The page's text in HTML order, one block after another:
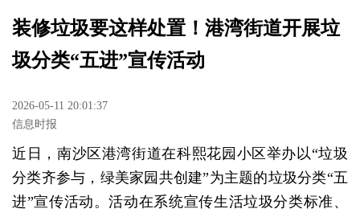
装修垃圾要这样处置！港湾街道开展垃
圾分类“五进”宣传活动
2026-05-11 20:01:37
信息时报
近日，南沙区港湾街道在科熙花园小区举办以“垃圾
分类齐参与，绿美家园共创建”为主题的垃圾分类“五
进”宣传活动。活动在系统宣传生活垃圾分类标准、